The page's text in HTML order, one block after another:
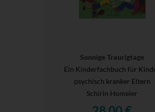
Sonnige Traurigtage
Ein Kinderfachbuch für
psychisch kranker Eltern
Schirin Homeier